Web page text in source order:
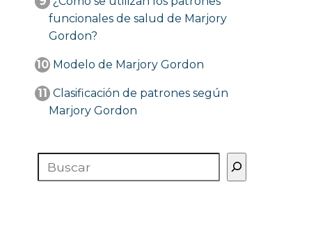
funcionales de salud de Marjory
Gordon?
10 Modelo de Marjory Gordon
11 Clasificación de patrones según
Marjory Gordon
Buscar